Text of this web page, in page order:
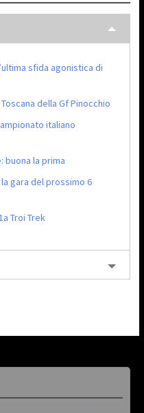
sfida agonistica di
della Gf Pinocchio
italiano
buona la prima
gara del prossimo 6
Troi Trek